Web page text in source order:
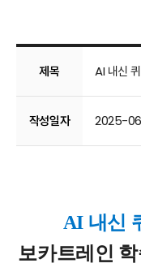
제목 AI 내신
작성일자 2025-
AI 내신
보카트레인